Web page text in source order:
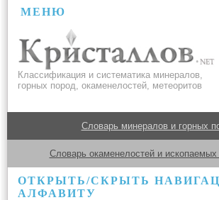
МЕНЮ
Классификация и систематика минералов,
горных пород, окаменелостей, метеоритов
Словарь минералов и горных
Словарь окаменелостей и ископаемых
ОТКРЫТЬ/СКРЫТЬ
АЛФАВИТУ